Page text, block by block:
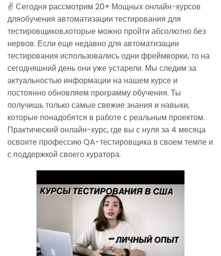
✌ Сегодня рассмотрим 20+ Мощных онлайн-курсов
дляобучения автоматизации тестирования для
тестировщиков,которые можно пройти абсолютно без
нервов. Если еще недавно для автоматизации
тестирования использовались одни фреймворки, то на
сегодняшний день они уже устарели. Мы следим за
актуальностью информации на нашем курсе и
постоянно обновляем программу обучения. Ты
получишь только самые свежие знания и навыки,
которые понадобятся в работе с реальным проектом.
Практический онлайн-курс, где вы с нуля за 4 месяца
освоите профессию QA-тестировщика в своем темпе и
с поддержкой своего куратора.